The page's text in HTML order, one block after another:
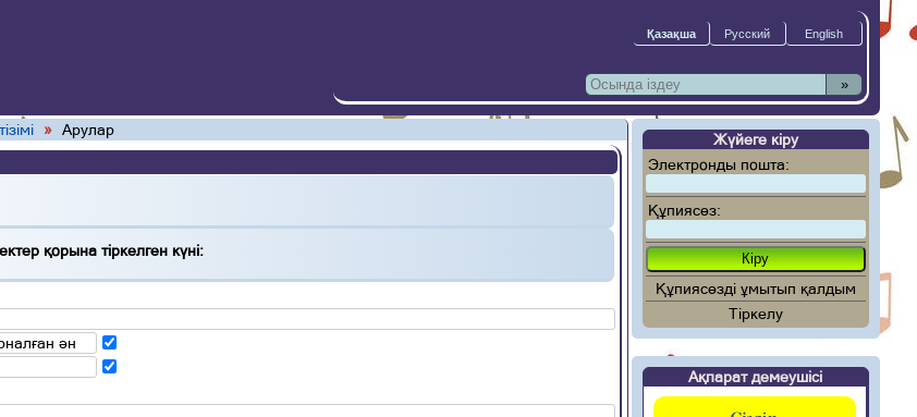
»
» Арулар
қорына тіркелген күні:
ән
Жүйеге кіру
Электронды пошта:
Құпиясөз:
Құпиясөзді ұмытып қалдым
Тіркелу
Ақпарат демеушісі